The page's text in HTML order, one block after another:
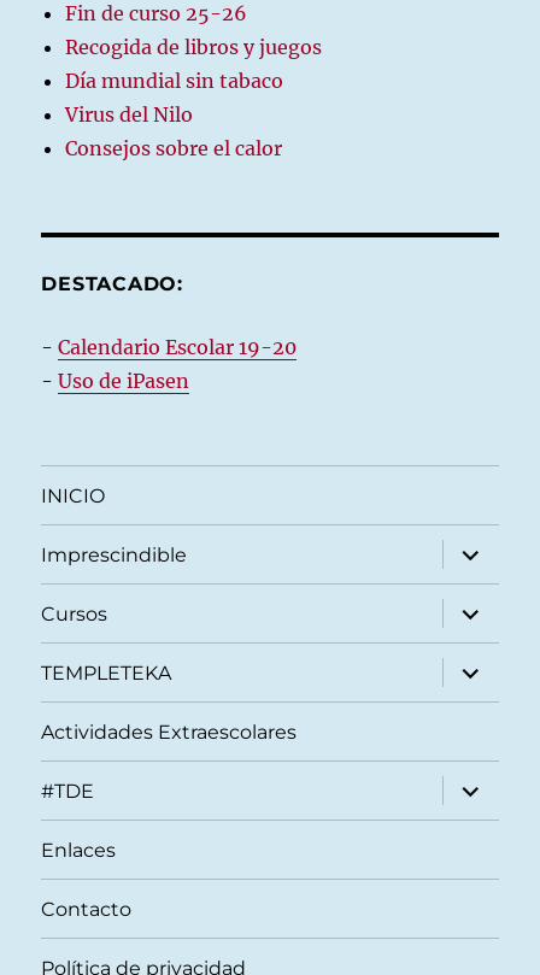
Fin de curso 25-26
Recogida de libros y juegos
Día mundial sin tabaco
Virus del Nilo
Consejos sobre el calor
DESTACADO:
-Calendario Escolar 19-20
-Uso de iPasen
INICIO
Imprescindible
expande
el
menú
inferior
Cursos
expande
el
menú
inferior
TEMPLETEKA
expande
el
menú
Actividades Extraescolares
#TDE
expande
el
menú
Enlaces
Contacto
Política de privacidad